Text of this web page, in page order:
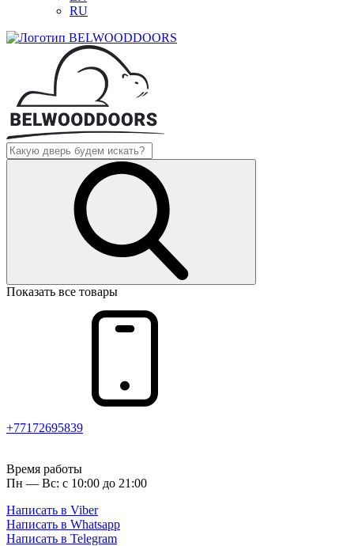
RU
Показать все товары
+77172695839
Время работы
Пн — Вс: с 10:00 до 21:00
Написать в Viber
Написать в Whatsapp
Написать в Telegram